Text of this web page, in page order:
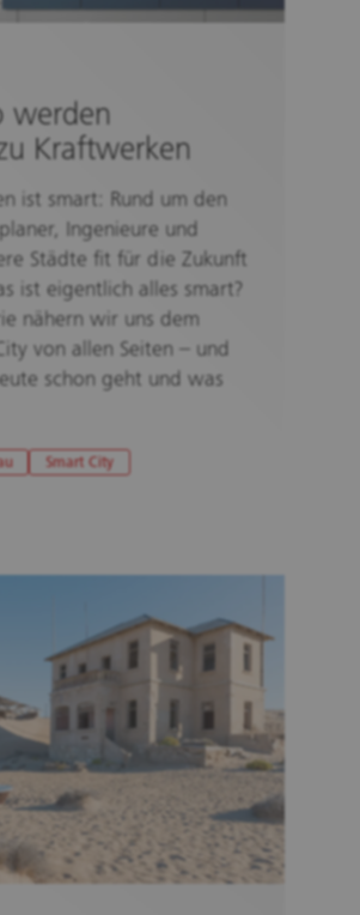
werden
Kraftwerken
ist smart: Rund um den
Ingenieure und
Städte fit für die Zukunft
ist eigentlich alles smart?
nähern wir uns dem
von allen Seiten – und
schon geht und was
Smart City